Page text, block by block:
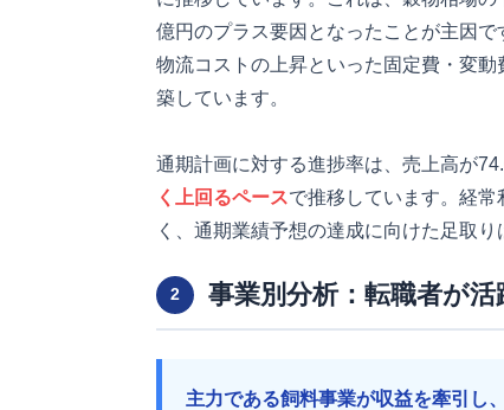
億円のプラス要因となったことが主因
物流コストの上昇といった固定費・変
築しています。
通期計画に対する進捗率は、売上高が
く上回るペースで推移しています。経
く、通期業績予想の達成に向けた足取り
2 事業別分析：転職者が
主力である飼料事業が収益を牽引し